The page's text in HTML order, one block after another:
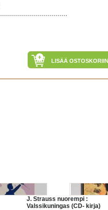
LISÄÄ OSTOSKORIIN
J. Strauss nuorempi :
Valssikuningas (CD- kirja)